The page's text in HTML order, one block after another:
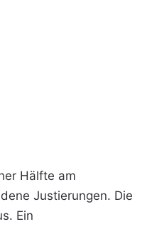
Hälfte am
Justierungen. Die
Ein